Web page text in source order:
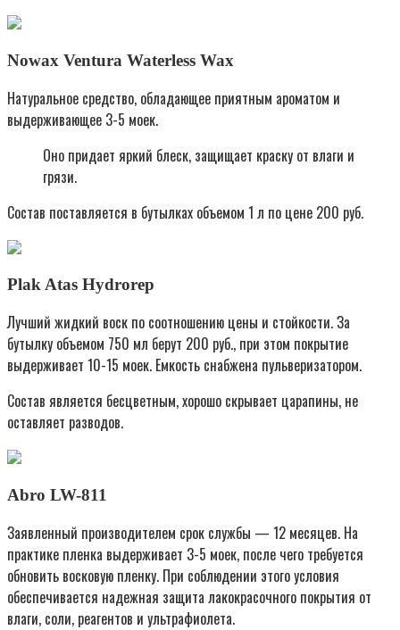
Nowax Ventura Waterless Wax
Натуральное средство, обладающее приятным ароматом и
выдерживающее 3-5 моек.
Оно придает яркий блеск, защищает краску от влаги и
грязи.
Состав поставляется в бутылках объемом 1 л по цене 200 руб.
Plak Atas Hydrorep
Лучший жидкий воск по соотношению цены и стойкости. За
бутылку объемом 750 мл берут 200 руб., при этом покрытие
выдерживает 10-15 моек. Емкость снабжена пульверизатором.
Состав является бесцветным, хорошо скрывает царапины, не
оставляет разводов.
Abro LW-811
Заявленный производителем срок службы — 12 месяцев. На
практике пленка выдерживает 3-5 моек, после чего требуется
обновить восковую пленку. При соблюдении этого условия
обеспечивается надежная защита лакокрасочного покрытия от
влаги, соли, реагентов и ультрафиолета.